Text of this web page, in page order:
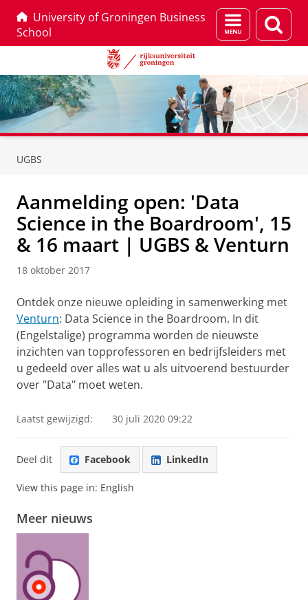
University of Groningen Business
School
Menu
en
UGBS
Aanmelding open: 'Data
Science in the Boardroom', 15
& 16 maart | UGBS & Venturn
18 oktober 2017
Ontdek onze nieuwe opleiding in samenwerking met
Venturn: Data Science in the Boardroom. In dit
(Engelstalige) programma worden de nieuwste
inzichten van topprofessoren en bedrijfsleiders met
u gedeeld over alles wat u als uitvoerend bestuurder
over "Data" moet weten.
Laatst gewijzigd: 30 juli 2020 09:22
Deel dit Facebook LinkedIn
View this page in: English
Meer nieuws